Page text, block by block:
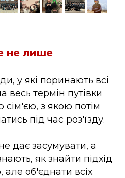
не лише
у які поринають всі
весь термін путівки
сім'єю, з якою потім
під час роз'їзду.
дає засумувати, а
як знайти підхід
об'єднати всіх